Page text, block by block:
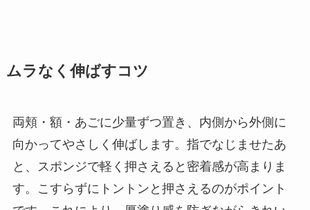
ムラなく伸ばすコツ
両頬・額・あごに少量ずつ置き、内側から外側に
向かってやさしく伸ばします。指でなじませたあ
と、スポンジで軽く押さえると密着感が高まりま
す。こすらずにトントンと押さえるのがポイント